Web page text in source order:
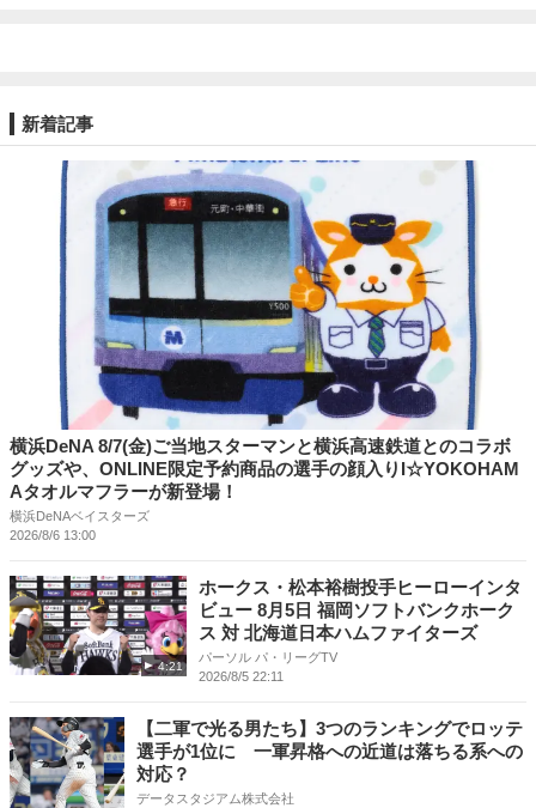
新着記事
横浜DeNA 8/7(金)ご当地スターマンと横浜高速鉄道とのコラボ
グッズや、ONLINE限定予約商品の選手の顔入りI☆YOKOHAM
Aタオルマフラーが新登場！
横浜DeNAベイスターズ
2026/8/6 13:00
4:21
ホークス・松本裕樹投手ヒーローインタ
ビュー 8月5日 福岡ソフトバンクホーク
ス 対 北海道日本ハムファイターズ
パーソル パ・リーグTV
2026/8/5 22:11
【二軍で光る男たち】3つのランキングでロッテ
選手が1位に 一軍昇格への近道は落ちる系への
対応？
データスタジアム株式会社